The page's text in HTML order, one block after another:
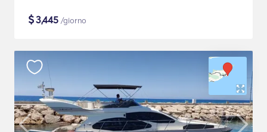
$3,445 /giorno